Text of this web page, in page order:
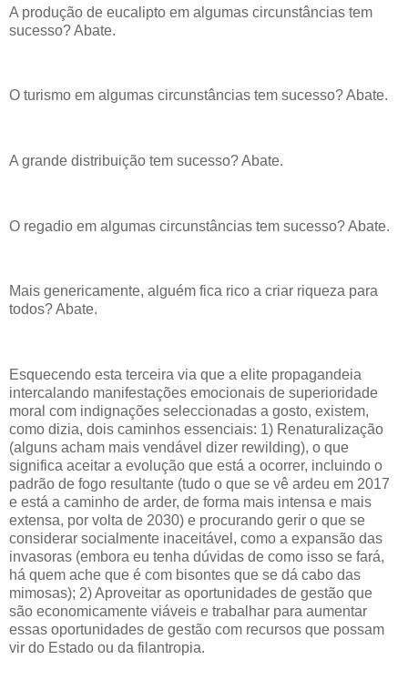
A produção de eucalipto em algumas circunstâncias tem
sucesso? Abate.
O turismo em algumas circunstâncias tem sucesso? Abate.
A grande distribuição tem sucesso? Abate.
O regadio em algumas circunstâncias tem sucesso? Abate.
Mais genericamente, alguém fica rico a criar riqueza para
todos? Abate.
Esquecendo esta terceira via que a elite propagandeia
intercalando manifestações emocionais de superioridade
moral com indignações seleccionadas a gosto, existem,
como dizia, dois caminhos essenciais: 1) Renaturalização
(alguns acham mais vendável dizer rewilding), o que
significa aceitar a evolução que está a ocorrer, incluindo o
padrão de fogo resultante (tudo o que se vê ardeu em 2017
e está a caminho de arder, de forma mais intensa e mais
extensa, por volta de 2030) e procurando gerir o que se
considerar socialmente inaceitável, como a expansão das
invasoras (embora eu tenha dúvidas de como isso se fará,
há quem ache que é com bisontes que se dá cabo das
mimosas); 2) Aproveitar as oportunidades de gestão que
são economicamente viáveis e trabalhar para aumentar
essas oportunidades de gestão com recursos que possam
vir do Estado ou da filantropia.